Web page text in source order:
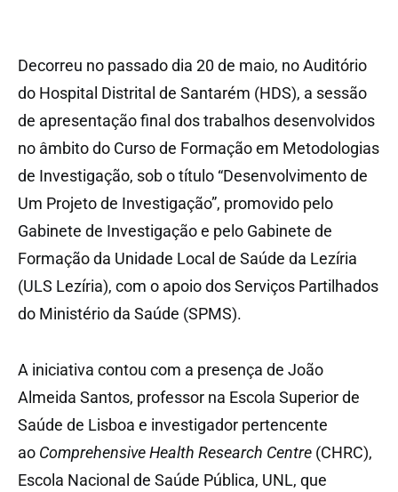
Decorreu no passado dia 20 de maio, no Auditório
do Hospital Distrital de Santarém (HDS), a sessão
de apresentação final dos trabalhos desenvolvidos
no âmbito do Curso de Formação em Metodologias
de Investigação, sob o título “Desenvolvimento de
Um Projeto de Investigação”, promovido pelo
Gabinete de Investigação e pelo Gabinete de
Formação da Unidade Local de Saúde da Lezíria
(ULS Lezíria), com o apoio dos Serviços Partilhados
do Ministério da Saúde (SPMS).
A iniciativa contou com a presença de João
Almeida Santos, professor na Escola Superior de
Saúde de Lisboa e investigador pertencente
ao Comprehensive Health Research Centre (CHRC),
Escola Nacional de Saúde Pública, UNL, que